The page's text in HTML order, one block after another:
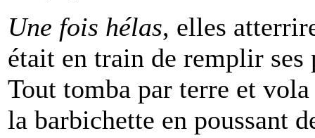
Une fois hélas, elles
était en train de remplir
Tout tomba par terre et
la barbichette en poussant